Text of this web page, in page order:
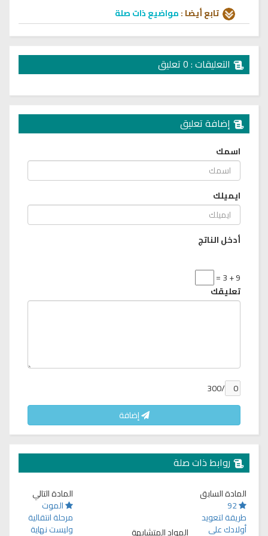
تابع أيضا :مواضيع ذات صلة
التعليقات : 0 تعليق
إضافة تعليق
اسمك
ايميلك
أدخل الناتج
9 + 3 =
تعليقك
/300
إضافة
روابط ذات صلة
المادة السابق
92
طريقة لتعويد
أولادك على المواد المتشابهة
المادة التالي
الموت
مرحلة انتقالية
وليست نهاية